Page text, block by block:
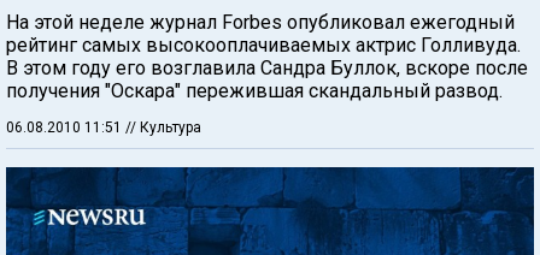
На этой неделе журнал Forbes опубликовал ежегодный
рейтинг самых высокооплачиваемых актрис Голливуда.
В этом году его возглавила Сандра Буллок, вскоре после
получения "Оскара" пережившая скандальный развод.
06.08.2010 11:51 // Культура